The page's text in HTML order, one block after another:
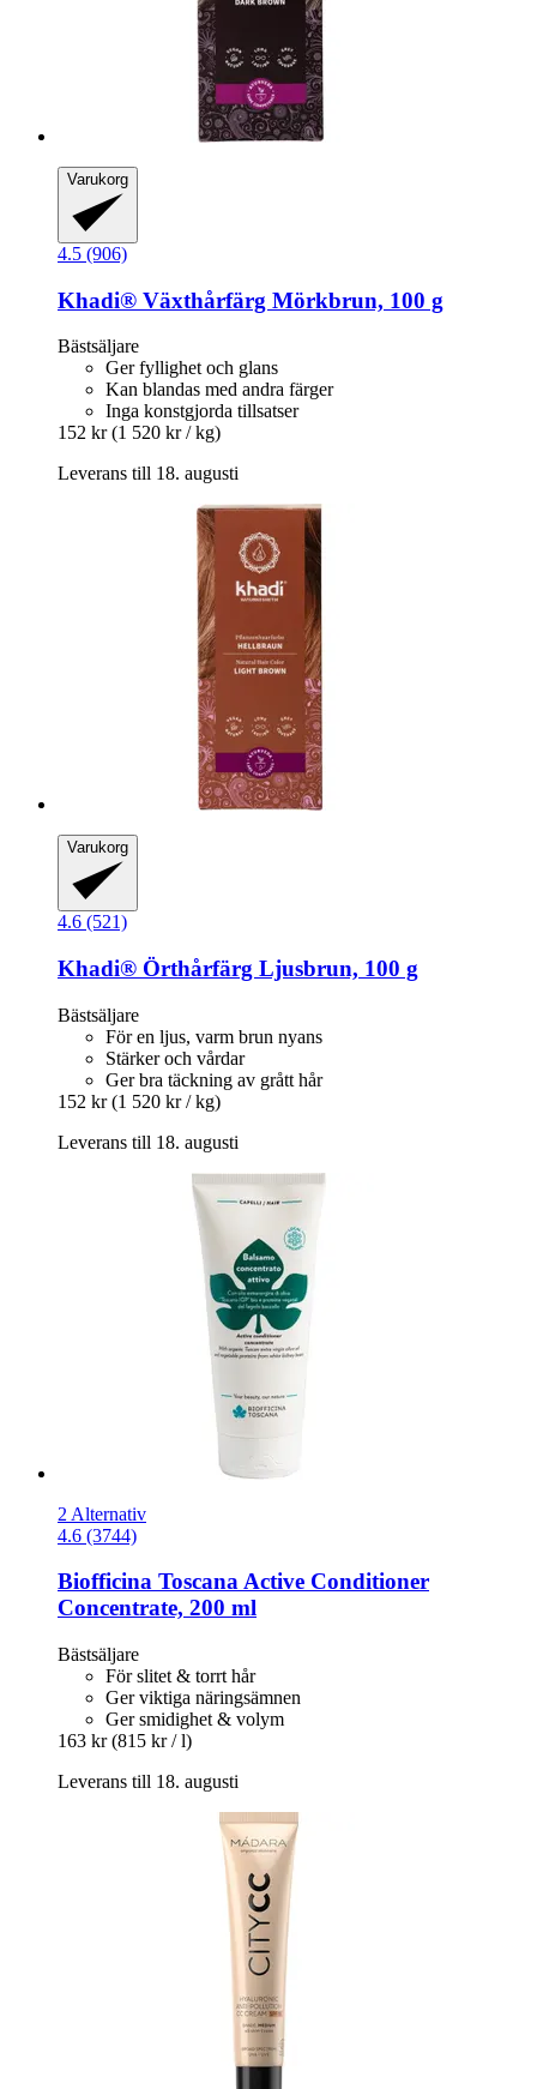
Varukorg
4.5 (906)
Khadi® Växthårfärg Mörkbrun, 100 g
Bästsäljare
Ger fyllighet och glans
Kan blandas med andra färger
Inga konstgjorda tillsatser
152 kr (1 520 kr / kg)
Leverans till 18. augusti
Varukorg
4.6 (521)
Khadi® Örthårfärg Ljusbrun, 100 g
Bästsäljare
För en ljus, varm brun nyans
Stärker och vårdar
Ger bra täckning av grått hår
152 kr (1 520 kr / kg)
Leverans till 18. augusti
2 Alternativ
4.6 (3744)
Biofficina ToscanaActive Conditioner
Concentrate, 200 ml
Bästsäljare
För slitet & torrt hår
Ger viktiga näringsämnen
Ger smidighet & volym
163 kr (815 kr / l)
Leverans till 18. augusti